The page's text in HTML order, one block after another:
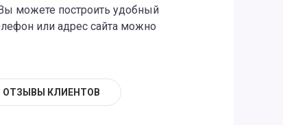
можете построить удобный
или адрес сайта можно
ОТЗЫВЫ КЛИЕНТОВ